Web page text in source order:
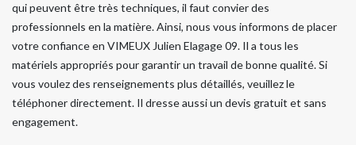
qui peuvent être très techniques, il faut convier des
professionnels en la matière. Ainsi, nous vous informons de placer
votre confiance en VIMEUX Julien Elagage 09. Il a tous les
matériels appropriés pour garantir un travail de bonne qualité. Si
vous voulez des renseignements plus détaillés, veuillez le
téléphoner directement. Il dresse aussi un devis gratuit et sans
engagement.